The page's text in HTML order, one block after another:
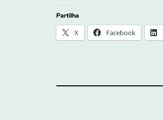
Partilha
X Facebook